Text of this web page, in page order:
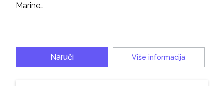
Marine…
Naruči Više informacija